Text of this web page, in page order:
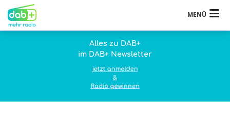
MENÜ
Alles zu DAB+
im DAB+ Newsletter
jetzt anmelden
&
Radio gewinnen